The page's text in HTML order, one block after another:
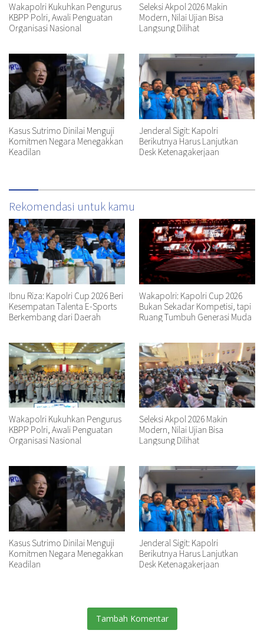
Wakapolri Kukuhkan Pengurus
KBPP Polri, Awali Penguatan
Organisasi Nasional
Seleksi Akpol 2026 Makin
Modern, Nilai Ujian Bisa
Langsung Dilihat
Kasus Sutrimo Dinilai Menguji
Komitmen Negara Menegakkan
Keadilan
Jenderal Sigit: Kapolri
Berikutnya Harus Lanjutkan
Desk Ketenagakerjaan
Rekomendasi untuk kamu
Ibnu Riza: Kapolri Cup 2026 Beri
Kesempatan Talenta E-Sports
Berkembang dari Daerah
Wakapolri: Kapolri Cup 2026
Bukan Sekadar Kompetisi, tapi
Ruang Tumbuh Generasi Muda
Wakapolri Kukuhkan Pengurus
KBPP Polri, Awali Penguatan
Organisasi Nasional
Seleksi Akpol 2026 Makin
Modern, Nilai Ujian Bisa
Langsung Dilihat
Kasus Sutrimo Dinilai Menguji
Komitmen Negara Menegakkan
Keadilan
Jenderal Sigit: Kapolri
Berikutnya Harus Lanjutkan
Desk Ketenagakerjaan
Tambah Komentar